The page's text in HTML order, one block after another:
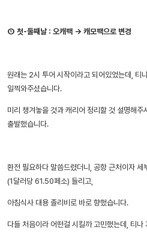
① 첫-둘째날 : 오캐팩 → 캐모팩으로 변경
원래는 2시 투어 시작이라고 되어있었는데, 티
일찍와주셨습니다.
미리 챙겨놓을 것과 캐리어 정리할 것 설명해주
출발했습니다.
환전 필요하다 말씀드렸더니, 공항 근처이자 세
(1달러당 61.50페소) 들리고,
아침식사 대용 졸리비로 바로 향했습니다.
다들 처음이라 어떤걸 시킬까 고민했는데, 티나